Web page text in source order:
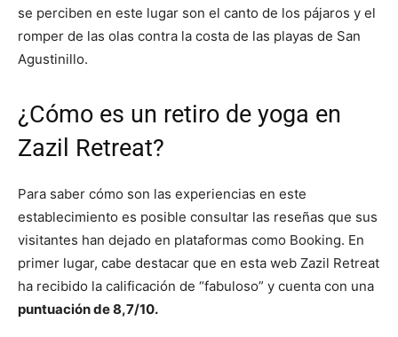
se perciben en este lugar son el canto de los pájaros y el
romper de las olas contra la costa de las playas de San
Agustinillo.
¿Cómo es un retiro de yoga en
Zazil Retreat?
Para saber cómo son las experiencias en este
establecimiento es posible consultar las reseñas que sus
visitantes han dejado en plataformas como Booking. En
primer lugar, cabe destacar que en esta web Zazil Retreat
ha recibido la calificación de “fabuloso” y cuenta con una
puntuación de 8,7/10.